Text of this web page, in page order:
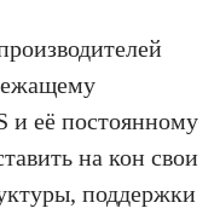
и её постоянному
на кон свои
поддержки